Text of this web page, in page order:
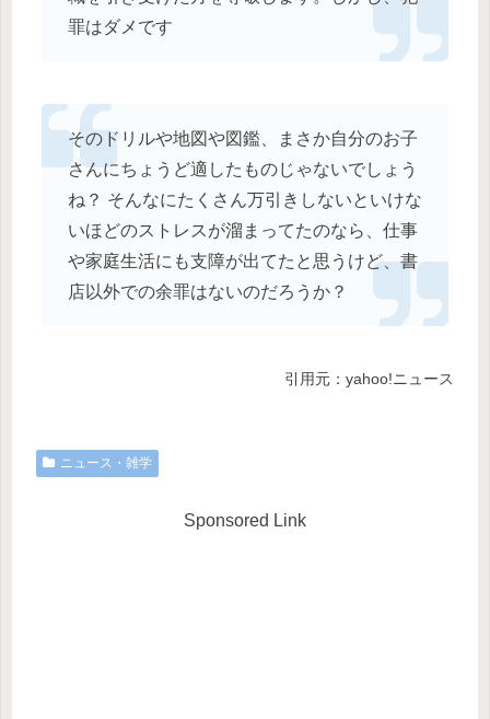
罪はダメです
そのドリルや地図や図鑑、まさか自分のお子
さんにちょうど適したものじゃないでしょう
ね？ そんなにたくさん万引きしないといけな
いほどのストレスが溜まってたのなら、仕事
や家庭生活にも支障が出てたと思うけど、書
店以外での余罪はないのだろうか？
引用元：yahoo!ニュース
ニュース・雑学
Sponsored Link